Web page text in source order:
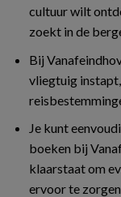
cultuur wilt
zoekt in de
Bij
vliegtuig
Je kunt
boeken bij
klaarstaat om
ervoor te